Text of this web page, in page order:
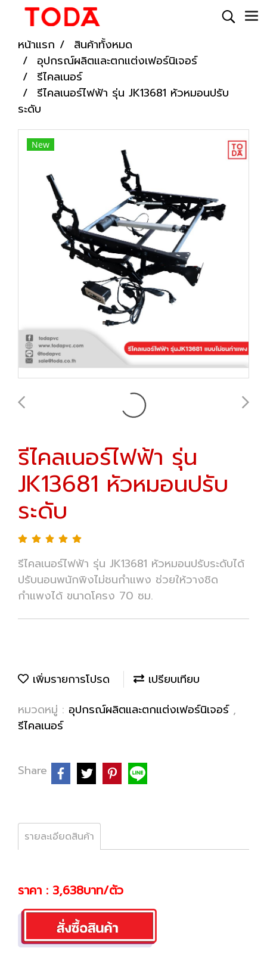
หน้าแรก
สินค้าทั้งหมด
อุปกรณ์ผลิตและตกแต่งเฟอร์นิเจอร์
รีไคลเนอร์
รีไคลเนอร์ไฟฟ้า รุ่น JK13681 หัวหมอนปรับ
ระดับ
New
รีไคลเนอร์ไฟฟ้า รุ่น
JK13681 หัวหมอนปรับ
ระดับ
รีไคลเนอร์ไฟฟ้า รุ่น JK13681 หัวหมอนปรับระดับได้
ปรับนอนพนักพิงไม่ชนกำแพง ช่วยให้วางชิด
กำแพงได้ ขนาดโครง 70 ซม.
เพิ่มรายการโปรด
เปรียบเทียบ
หมวดหมู่ : อุปกรณ์ผลิตและตกแต่งเฟอร์นิเจอร์ ,
รีไคลเนอร์
Share
รายละเอียดสินค้า
ราคา : 3,638บาท/ตัว